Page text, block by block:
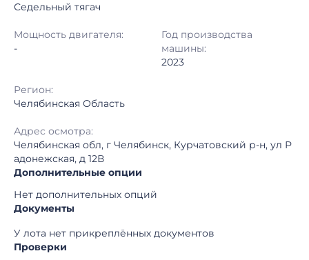
Кол-во ставок:
Регион: Челябинская Область
Седельный тягач
Мощность двигателя:
-
Год производства
машины:
2023
Регион:
Челябинская Область
Адрес осмотра:
Челябинская обл, г Челябинск, Курчатовский р-н, ул Р
адонежская, д 12В
Дополнительные опции
Нет дополнительных опций
Документы
У лота нет прикреплённых документов
Проверки